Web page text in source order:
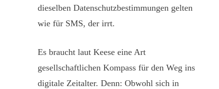
dieselben Datenschutzbestimmungen gelten
wie für SMS, der irrt.
Es braucht laut Keese eine Art
gesellschaftlichen Kompass für den Weg ins
digitale Zeitalter. Denn: Obwohl sich in